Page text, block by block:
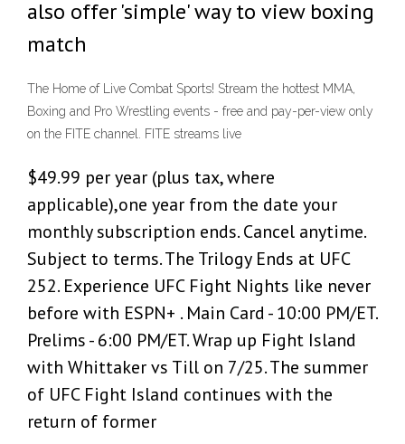
also offer 'simple' way to view boxing
match
The Home of Live Combat Sports! Stream the hottest MMA,
Boxing and Pro Wrestling events - free and pay-per-view only
on the FITE channel. FITE streams live
$49.99 per year (plus tax, where
applicable),one year from the date your
monthly subscription ends. Cancel anytime.
Subject to terms. The Trilogy Ends at UFC
252. Experience UFC Fight Nights like never
before with ESPN+ . Main Card - 10:00 PM/ET.
Prelims - 6:00 PM/ET. Wrap up Fight Island
with Whittaker vs Till on 7/25. The summer
of UFC Fight Island continues with the
return of former